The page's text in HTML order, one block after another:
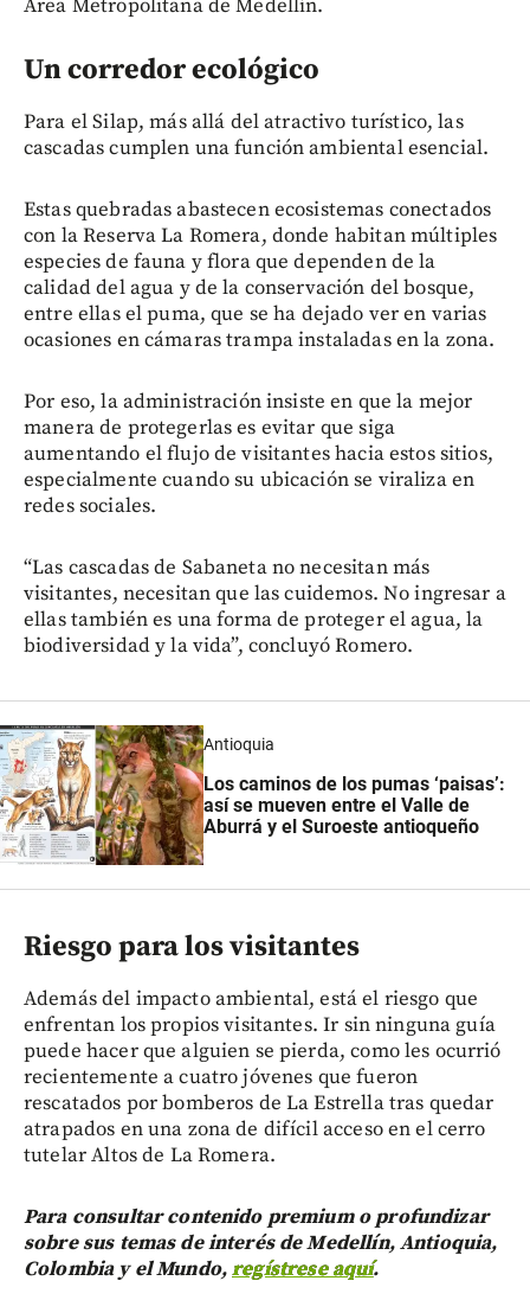
Área Metropolitana de Medellín.
Un corredor ecológico
Para el Silap, más allá del atractivo turístico, las
cascadas cumplen una función ambiental esencial.
Estas quebradas abastecen ecosistemas conectados
con la Reserva La Romera, donde habitan múltiples
especies de fauna y flora que dependen de la
calidad del agua y de la conservación del bosque,
entre ellas el puma, que se ha dejado ver en varias
ocasiones en cámaras trampa instaladas en la zona.
Por eso, la administración insiste en que la mejor
manera de protegerlas es evitar que siga
aumentando el flujo de visitantes hacia estos sitios,
especialmente cuando su ubicación se viraliza en
redes sociales.
“Las cascadas de Sabaneta no necesitan más
visitantes, necesitan que las cuidemos. No ingresar a
ellas también es una forma de proteger el agua, la
biodiversidad y la vida”, concluyó Romero.
Antioquia
Los caminos de los pumas ‘paisas’:
así se mueven entre el Valle de
Aburrá y el Suroeste antioqueño
Riesgo para los visitantes
Además del impacto ambiental, está el riesgo que
enfrentan los propios visitantes. Ir sin ninguna guía
puede hacer que alguien se pierda, como les ocurrió
recientemente a cuatro jóvenes que fueron
rescatados por bomberos de La Estrella tras quedar
atrapados en una zona de difícil acceso en el cerro
tutelar Altos de La Romera.
Para consultar contenido premium o profundizar
sobre sus temas de interés de Medellín, Antioquia,
Colombia y el Mundo,regístrese aquí.